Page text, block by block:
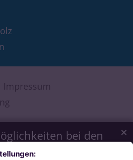
bei den
zum Datenschutz
✕
Impressum